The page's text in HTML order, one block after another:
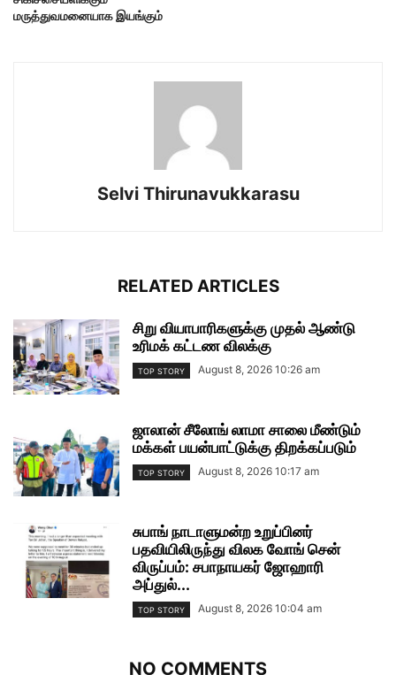
மருத்துவமனையாக இயங்கும்
Selvi Thirunavukkarasu
RELATED ARTICLES
சிறு வியாபாரிகளுக்கு முதல் ஆண்டு
உரிமக் கட்டண விலக்கு
TOP STORY August 8, 2026 10:26 am
ஜாலான் சீலோங் லாமா சாலை மீண்டும்
மக்கள் பயன்பாட்டுக்கு திறக்கப்படும்
TOP STORY August 8, 2026 10:17 am
சுபாங் நாடாளுமன்ற உறுப்பினர்
பதவியிலிருந்து விலக வோங் சென்
விருப்பம்: சபாநாயகர் ஜோஹாரி
அப்துல்...
TOP STORY August 8, 2026 10:04 am
NO COMMENTS